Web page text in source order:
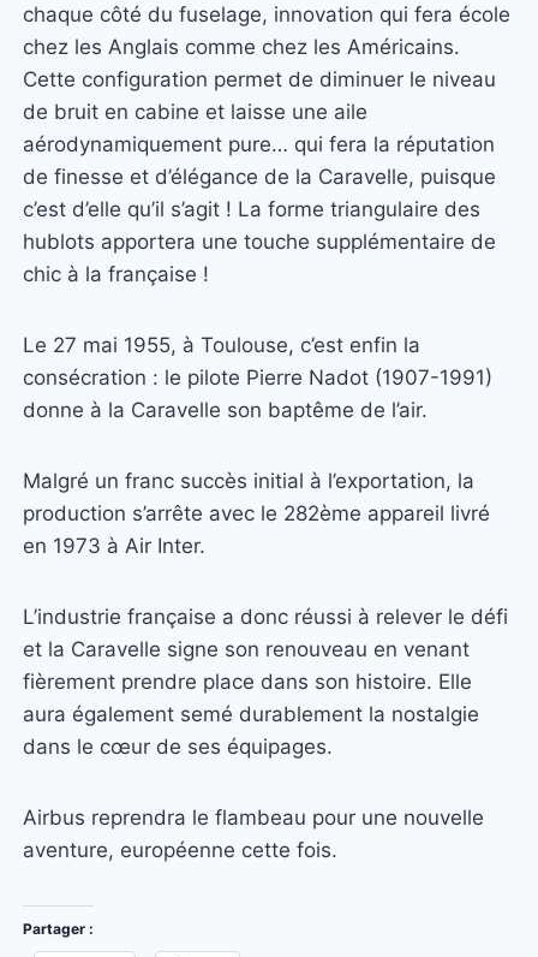
chaque côté du fuselage, innovation qui fera école
chez les Anglais comme chez les Américains.
Cette configuration permet de diminuer le niveau
de bruit en cabine et laisse une aile
aérodynamiquement pure… qui fera la réputation
de finesse et d’élégance de la Caravelle, puisque
c’est d’elle qu’il s’agit ! La forme triangulaire des
hublots apportera une touche supplémentaire de
chic à la française !
Le 27 mai 1955, à Toulouse, c’est enfin la
consécration : le pilote Pierre Nadot (1907-1991)
donne à la Caravelle son baptême de l’air.
Malgré un franc succès initial à l’exportation, la
production s’arrête avec le 282ème appareil livré
en 1973 à Air Inter.
L’industrie française a donc réussi à relever le défi
et la Caravelle signe son renouveau en venant
fièrement prendre place dans son histoire. Elle
aura également semé durablement la nostalgie
dans le cœur de ses équipages.
Airbus reprendra le flambeau pour une nouvelle
aventure, européenne cette fois.
Partager :